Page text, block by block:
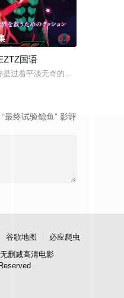
内定がもらえず就職活動に苦戦
而宣告灭亡。 失去了一切、被
年，但凭借能够自由操控梦境的
5.0
国语
是过着平淡无奇的日常生活的普通
最终试验鲸鱼” 影评
谷歌地图
必应爬虫
删减高清电影